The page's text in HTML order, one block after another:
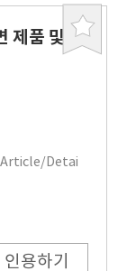
북
제품 및
Detai
인용하기